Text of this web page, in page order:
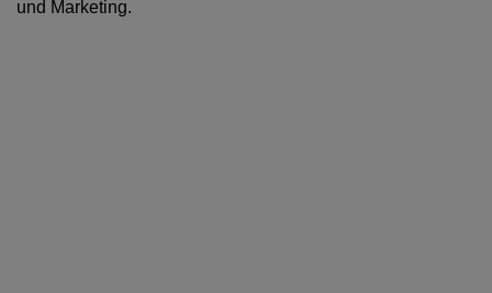
und Marketing.